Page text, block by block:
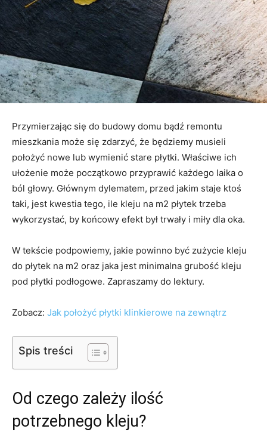
Przymierzając się do budowy domu bądź remontu
mieszkania może się zdarzyć, że będziemy musieli
położyć nowe lub wymienić stare płytki. Właściwe ich
ułożenie może początkowo przyprawić każdego laika o
ból głowy. Głównym dylematem, przed jakim staje ktoś
taki, jest kwestia tego, ile kleju na m2 płytek trzeba
wykorzystać, by końcowy efekt był trwały i miły dla oka.
W tekście podpowiemy, jakie powinno być zużycie kleju
do płytek na m2 oraz jaka jest minimalna grubość kleju
pod płytki podłogowe. Zapraszamy do lektury.
Zobacz: Jak położyć płytki klinkierowe na zewnątrz
Spis treści
Od czego zależy ilość
potrzebnego kleju?